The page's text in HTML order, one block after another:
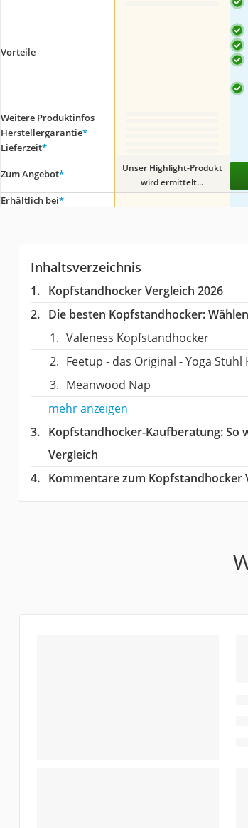
Vorteile
Weitere Produktinfos
Herstellergarantie*
Lieferzeit*
Zum Angebot*
Unser Highlight-Produkt
wird ermittelt...
Erhältlich bei*
Inhaltsverzeichnis
Kopfstandhocker Vergleich 2026
Die besten Kopfstandhocker:
Valeness Kopfstandhocker
Feetup - das Original - Yoga
Meanwood Nap
mehr anzeigen
Kopfstandhocker-Kaufberatung: So
Vergleich
Kommentare zum Kopfstandhocker